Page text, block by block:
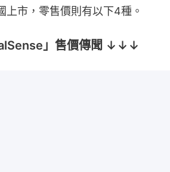
上市，零售價則有以下4種。
」售價傳聞 ↓↓↓